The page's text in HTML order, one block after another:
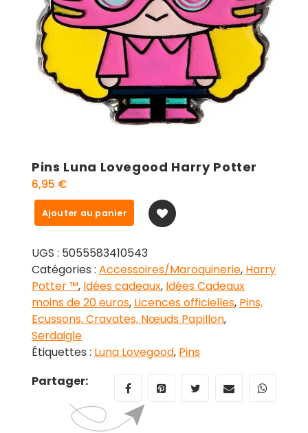
Pins Luna Lovegood Harry Potter
6,95 €
quantité
de
Luna
Lovegood
Harry
Potter
Ajouter au panier
UGS : 5055583410543
Catégories : Accessoires/Maroquinerie, Harry
Potter ™, Idées cadeaux, Idées Cadeaux
moins de 20 euros, Licences officielles, Pins,
Ecussons, Cravates, Nœuds Papillon,
Serdaigle
Étiquettes : Luna Lovegood, Pins
Partager: